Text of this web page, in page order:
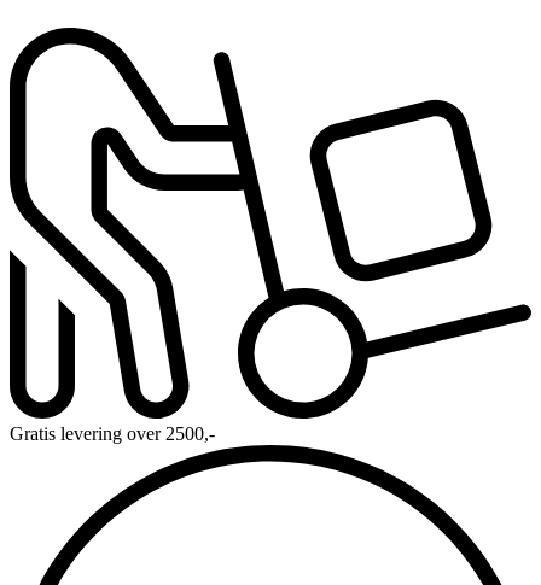
Gratis levering over 2500,-